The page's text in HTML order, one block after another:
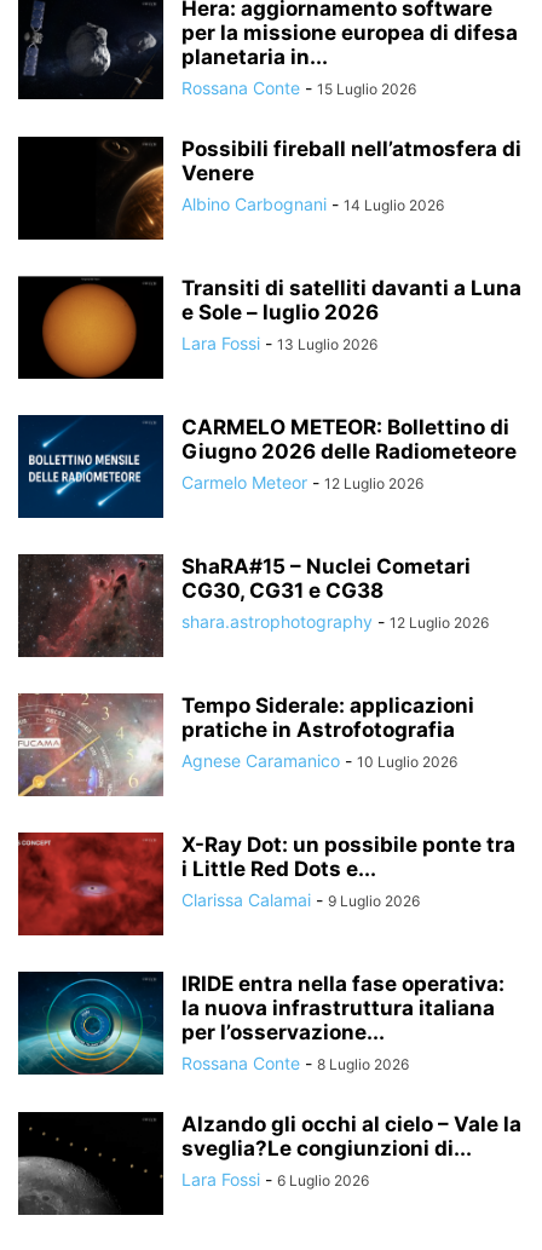
Hera: aggiornamento software
per la missione europea di difesa
planetaria in...
Rossana Conte - 15 Luglio 2026
Possibili fireball nell’atmosfera di
Venere
Albino Carbognani - 14 Luglio 2026
Transiti di satelliti davanti a Luna
e Sole – luglio 2026
Lara Fossi - 13 Luglio 2026
CARMELO METEOR: Bollettino di
Giugno 2026 delle Radiometeore
Carmelo Meteor - 12 Luglio 2026
ShaRA#15 – Nuclei Cometari
CG30, CG31 e CG38
shara.astrophotography - 12 Luglio 2026
Tempo Siderale: applicazioni
pratiche in Astrofotografia
Agnese Caramanico - 10 Luglio 2026
X-Ray Dot: un possibile ponte tra
i Little Red Dots e...
Clarissa Calamai - 9 Luglio 2026
IRIDE entra nella fase operativa:
la nuova infrastruttura italiana
per l’osservazione...
Rossana Conte - 8 Luglio 2026
Alzando gli occhi al cielo – Vale la
sveglia?Le congiunzioni di...
Lara Fossi - 6 Luglio 2026